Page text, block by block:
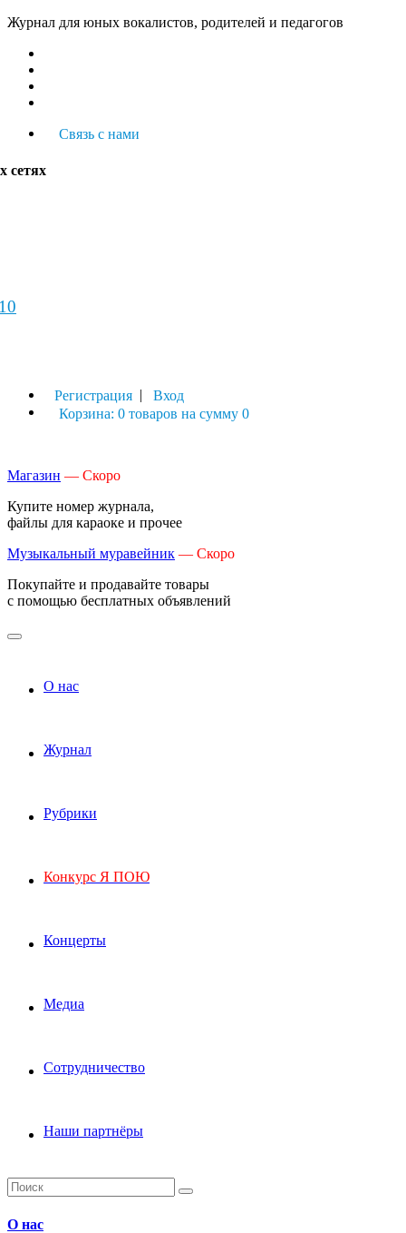
Журнал для юных вокалистов, родителей и педагогов
Связь с нами
сетях
Регистрация | Вход
Корзина: 0 товаров на сумму 0
Магазин — Скоро
Купите номер журнала,
файлы для караоке и прочее
Музыкальный муравейник — Скоро
Покупайте и продавайте товары
с помощью бесплатных объявлений
О нас
Журнал
Рубрики
Конкурс Я ПОЮ
Концерты
Медиа
Сотрудничество
Наши партнёры
О нас